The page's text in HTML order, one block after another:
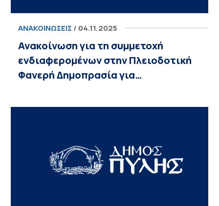
ΑΝΑΚΟΙΝΏΣΕΙΣ / 04.11.2025
Ανακοίνωση για τη συμμετοχή
ενδιαφερομένων στην Πλειοδοτική
Φανερή Δημοπρασία για…